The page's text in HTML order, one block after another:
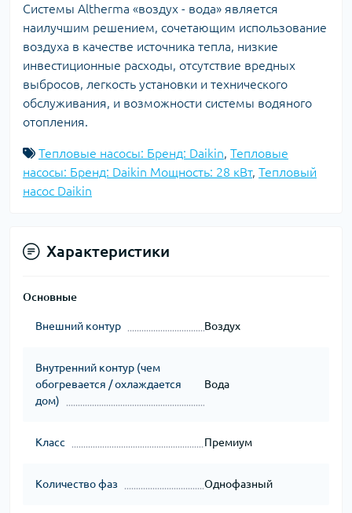
Системы Altherma «воздух - вода» является
наилучшим решением, сочетающим использование
воздуха в качестве источника тепла, низкие
инвестиционные расходы, отсутствие вредных
выбросов, легкость установки и технического
обслуживания, и возможности системы водяного
отопления.
Тепловые насосы: Бренд: Daikin, Тепловые
насосы: Бренд: Daikin Мощность: 28 кВт, Тепловый
насос Daikin
Характеристики
Основные
Внешний контур Воздух
Внутренний контур (чем
обогревается / охлаждается
дом)
Вода
Класс Премиум
Количество фаз Однофазный